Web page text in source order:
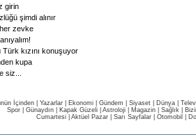
girin
şimdi alınır
zevke
kızını konuşuyor
kupa
siz...
İçinden Yazarlar Ekonomi Gündem Siyaset Dünya |
Spor
Günaydın Kapak Güzeli Astroloji Magazin Sağlık
Cumartesi| Aktüel Pazar| Sarı Sayfalar| Otomobil